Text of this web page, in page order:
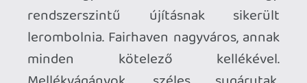
menürendszer, amely tudja, hogy merre
járunk, számon tartja a megszerzett
(azaz felderített/legyőzött) autókat, és ha
kell, utat mutat a következő versenyszám